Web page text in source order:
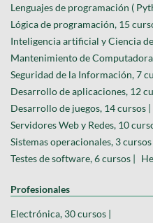
Lenguajes de programación (
Lógica de programación, 15
Inteligencia artificial y Ciencia
Mantenimiento de
Seguridad de la Información, 7
Desarrollo de aplicaciones, 12
Desarrollo de juegos, 14 cursos |
Servidores Web y Redes, 10
Sistemas operacionales, 3 cursos
Testes de software, 6 cursos |
Profesionales
Electrónica, 30 cursos |